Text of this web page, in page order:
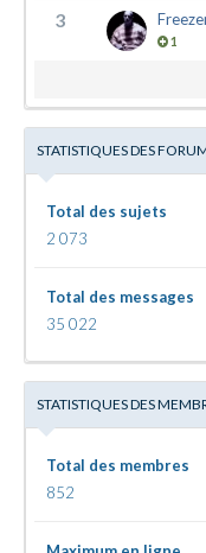
3
1
STATISTIQUES DES
Total des sujets
2 073
Total des messages
35 022
STATISTIQUES DES
Total des membres
852